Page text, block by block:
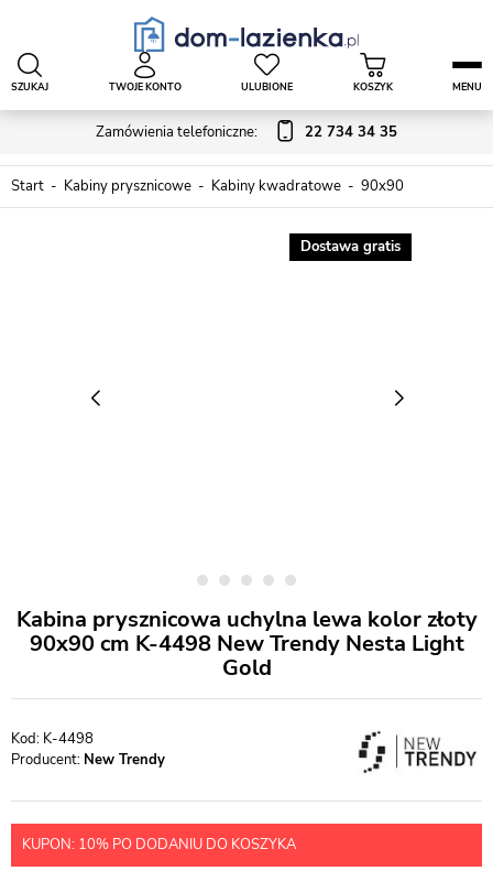
Zamówienia telefoniczne: 22 734 34 35
SZUKAJ TWOJE KONTO ULUBIONE KOSZYK MENU
Start Kabiny prysznicowe Kabiny kwadratowe 90x90
Dostawa gratis
Kabina prysznicowa uchylna lewa kolor złoty
90x90 cm K-4498 New Trendy Nesta Light
Gold
K-4498
Producent: New Trendy
KUPON: 10% PO DODANIU DO KOSZYKA